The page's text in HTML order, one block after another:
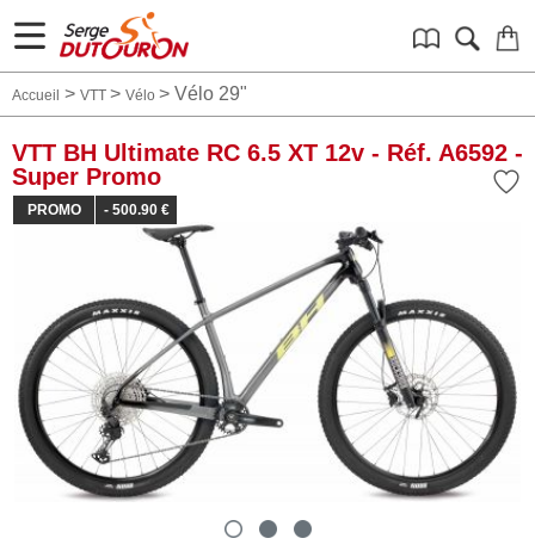
Accueil > VTT > Vélo > Vélo 29"
VTT BH Ultimate RC 6.5 XT 12v - Réf. A6592 -
Super Promo
PROMO - 500.90 €